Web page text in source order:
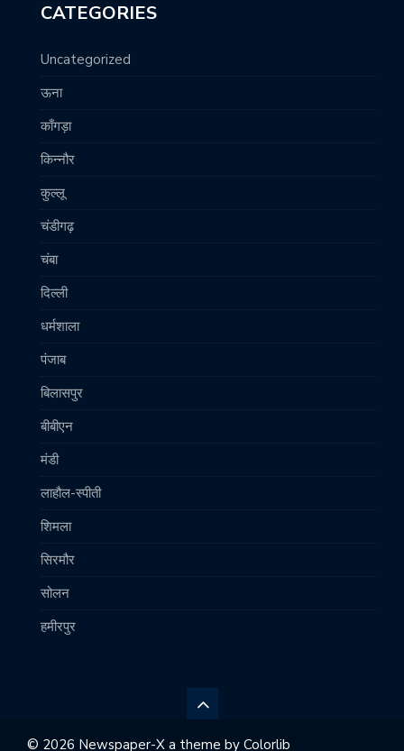
CATEGORIES
Uncategorized
ऊना
काँगड़ा
किन्नौर
कुल्लू
चंडीगढ़
चंबा
दिल्ली
धर्मशाला
पंजाब
बिलासपुर
बीबीएन
मंडी
लाहौल-स्पीती
शिमला
सिरमौर
सोलन
हमीरपुर
© 2026 Newspaper-X a theme by Colorlib